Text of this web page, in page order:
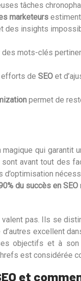
tâches
marketeurs
des insights
mots-clés
efforts de SEO et
permet de
magique qui
sont avant tout des
du succès en SEO
pas. Ils se
excellent
objectifs et à
est considérée
et